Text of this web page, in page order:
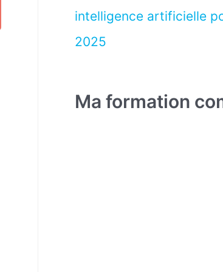
intelligence artificielle
2025
Ma formation